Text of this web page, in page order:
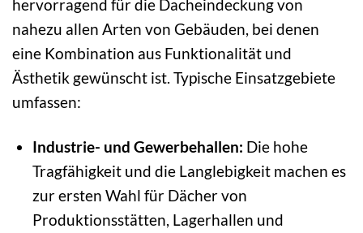
hervorragend für die Dacheindeckung von
nahezu allen Arten von Gebäuden, bei denen
eine Kombination aus Funktionalität und
Ästhetik gewünscht ist. Typische Einsatzgebiete
umfassen:
Industrie- und Gewerbehallen: Die hohe
Tragfähigkeit und die Langlebigkeit machen es
zur ersten Wahl für Dächer von
Produktionsstätten, Lagerhallen und